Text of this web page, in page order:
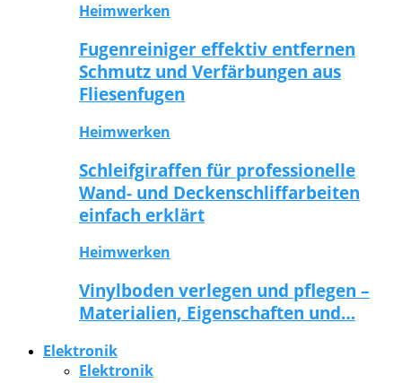
Heimwerken
Fugenreiniger effektiv entfernen
Schmutz und Verfärbungen aus
Fliesenfugen
Heimwerken
Schleifgiraffen für professionelle
Wand- und Deckenschliffarbeiten
einfach erklärt
Heimwerken
Vinylboden verlegen und pflegen –
Materialien, Eigenschaften und…
Elektronik
Elektronik